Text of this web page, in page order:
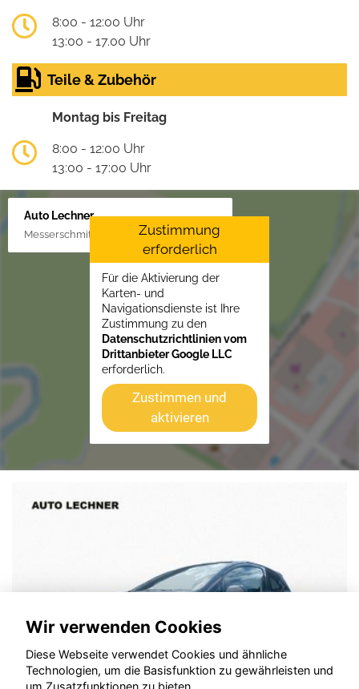
8:00 - 12:00 Uhr
13:00 - 17.00 Uhr
Teile & Zubehör
Montag bis Freitag
8:00 - 12:00 Uhr
13:00 - 17:00 Uhr
Auto Lechner
Messerschmittstr. 4, 86453 Dasing/Lindl
Zustimmung
erforderlich
Für die Aktivierung der
Karten- und
Navigationsdienste ist Ihre
Zustimmung zu den
Datenschutzrichtlinien vom
Drittanbieter Google LLC
erforderlich.
Zustimmen und
aktivieren
Wir verwenden Cookies
Diese Webseite verwendet Cookies und ähnliche
Technologien, um die Basisfunktion zu gewährleisten und
um Zusatzfunktionen zu bieten.